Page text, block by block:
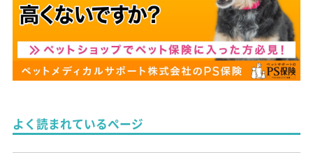
よく読まれているページ